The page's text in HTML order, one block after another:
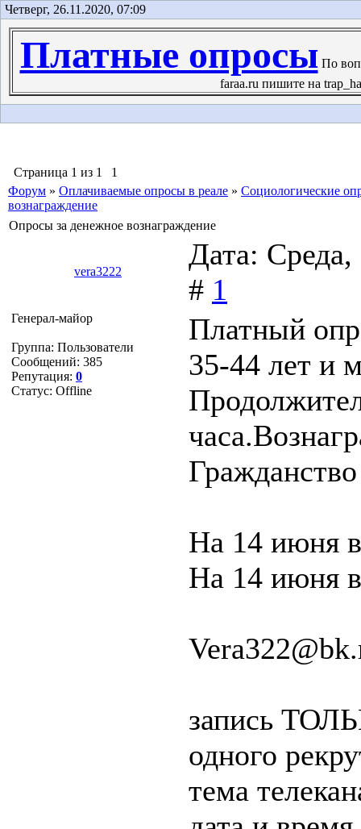
Четверг, 26.11.2020, 07:09
Платные опросыПо
faraa.ru пишите на
Страница 1 из 1
1
Форум » Оплачиваемые опросы в реале » Социологические
вознаграждение
Опросы за денежное вознаграждение
vera3222
Дата:
# 1
Генерал-майор
Группа: Пользователи
Сообщений: 385
Репутация: 0
Статус: Offline
Платный
35-44 лет и
На 14 июня
На 14 июня
запись
одного
тема